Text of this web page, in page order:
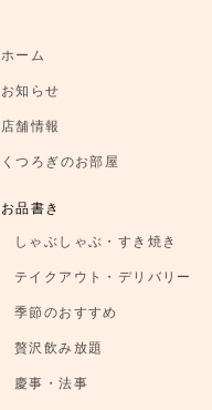
ホーム
お知らせ
店舗情報
くつろぎのお部屋
お品書き
しゃぶしゃぶ・すき焼き
テイクアウト・デリバリー
季節のおすすめ
贅沢飲み放題
慶事・法事